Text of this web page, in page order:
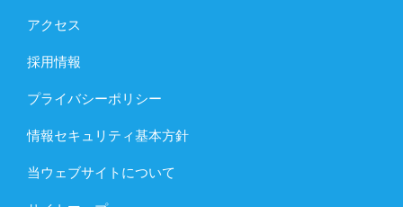
アクセス
採用情報
プライバシーポリシー
情報セキュリティ基本方針
当ウェブサイトについて